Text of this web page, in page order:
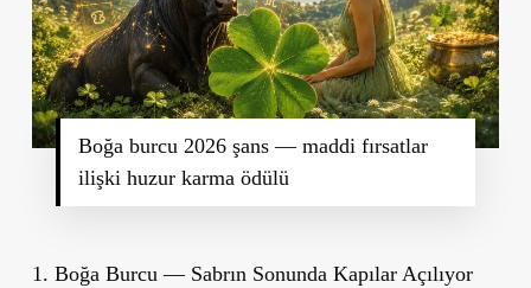
Boğa burcu 2026 şans — maddi fırsatlar
ilişki huzur karma ödülü
1. Boğa Burcu — Sabrın Sonunda Kapılar Açılıyor